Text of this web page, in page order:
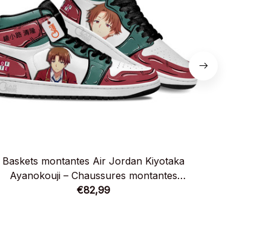
Baskets montantes Air Jordan Kiyotaka
Ayanokouji – Chaussures montantes
Classroom of the Elite
€82,99